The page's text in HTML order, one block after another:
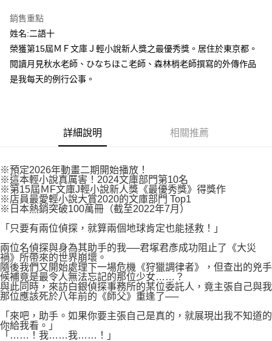
※ 請注意：結帳手續完成當下不需立刻繳費，但若您需要取消訂單，請聯絡
購買商品的店家。未經商家同意取消之訂單仍視為有效，需透過AFTEE先享
後付繳納相關費用。
※ 交易是否成功請以「AFTEE先享後付 」之結帳頁面顯示為準，若有關於
是否繳費成功／繳費後需取消欲退款等相關疑問，請聯繫「AFTEE先享後付
權轉讓予恩沛科技股份有限公司。
２．關於個人資料處理事宜，請瀏覽以下網址：
https://aftee.tw/terms/#terms3
「AFTEE先享後付」，若未經同意申辦者引起之損失，本公司不負相關責
任。
４．使用「AFTEE先享後付」時，將依據個別帳號之用戶狀況，依本公司即
時審查核予不同之上限額度；若仍有額度不足之情形，本公司將視審查結果
請求用戶進行身份認證。
５．嚴禁一人註冊多個帳號或使用他人資訊註冊。若發現惡意使用之情形，
每筆NT$80，滿NT$500(含以上)免運費
付款後萊爾富取貨
每筆NT$80，滿NT$500(含以上)免運費
付款後7-11取貨
每筆NT$80，滿NT$500(含以上)免運費
宅配
每筆NT$100，滿NT$800(含以上)免運費
國家/地區配送
銷售重點
姓名:二語十
榮獲第15屆ＭＦ文庫Ｊ輕小說新人獎之最優秀獎。居住於東京都。
閱讀月見秋水老師、ひなちほこ老師、森林梢老師撰寫的外傳作品
是我每天的例行公事。
詳細說明 相關推薦
※預定2026年動畫二期開始播放！
※這本輕小說真厲害！2024文庫部門第10名
※第15屆ＭF文庫J輕小說新人獎《最優秀獎》得獎作
※店員最愛輕小說大賞2020的文庫部門 Top1
※日本熱銷突破100萬冊（截至2022年7月）
「只要有兩位偵探，就算兩個地球肯定也能拯救！」
兩位名偵探與身為其助手的我──君塚君彥成功阻止了《大災
禍》所帶來的世界崩壞。
隨後我們又開始處理下一場危機《狩獵調律者》，但查出的兇手
候補竟是最令人無法忘記的那位少女……？
與此同時，來訪白銀偵探事務所的某位委託人，竟主張自己與我
那位應該死於八年前的《師父》重逢了──
「來吧，助手。如果你要主張自己是真的，就展現出我不知道的
你給我看。」
「……！我……我……！」